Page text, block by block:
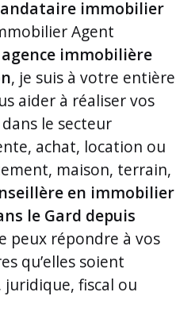
immobilier
Agent
agence immobilière
, je suis à votre entière
aider à réaliser vos
le secteur
achat, location ou
maison, terrain,
en immobilier
le Gard depuis
peux répondre à vos
qu’elles soient
juridique, fiscal ou